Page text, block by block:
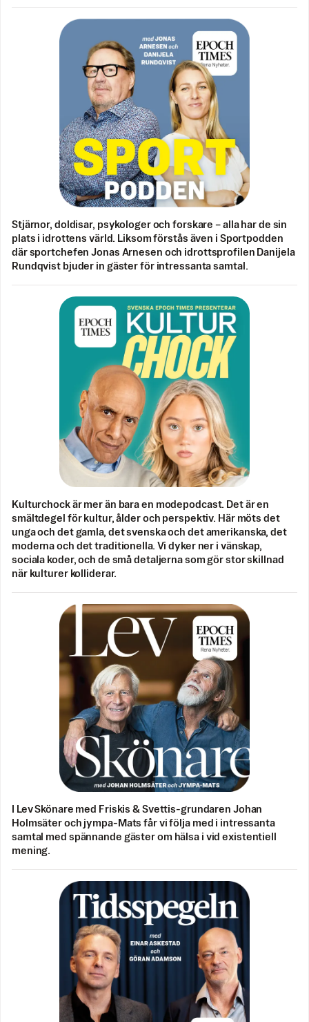
Stjärnor, doldisar, psykologer och forskare – alla har de sin
plats i idrottens värld. Liksom förstås även i Sportpodden
där sportchefen Jonas Arnesen och idrottsprofilen Danijela
Rundqvist bjuder in gäster för intressanta samtal.
Kulturchock är mer än bara en modepodcast. Det är en
smältdegel för kultur, ålder och perspektiv. Här möts det
unga och det gamla, det svenska och det amerikanska, det
moderna och det traditionella. Vi dyker ner i vänskap,
sociala koder, och de små detaljerna som gör stor skillnad
när kulturer kolliderar.
I Lev Skönare med Friskis & Svettis-grundaren Johan
Holmsäter och jympa-Mats får vi följa med i intressanta
samtal med spännande gäster om hälsa i vid existentiell
mening.